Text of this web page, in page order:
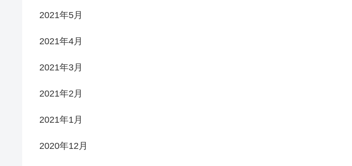
2021年5月
2021年4月
2021年3月
2021年2月
2021年1月
2020年12月